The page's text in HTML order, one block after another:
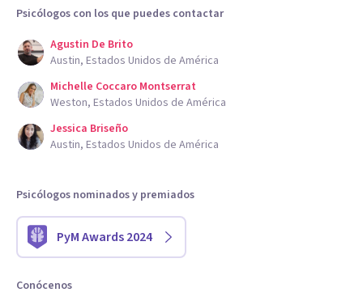
Psicólogos con los que puedes contactar
Agustin De Brito
Austin, Estados Unidos de América
Michelle Coccaro Montserrat
Weston, Estados Unidos de América
Jessica Briseño
Austin, Estados Unidos de América
Psicólogos nominados y premiados
PyM Awards 2024
Conócenos